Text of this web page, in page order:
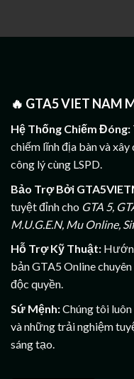
🔥 GTA5 VIET NAM
Hệ Thống Chiếm Đóng:
chiếm lĩnh địa bàn và
công lý cùng LSPD.
Bảo Trợ Bởi
tuyệt đỉnh cho GTA 5,
M.U.G.E.N, Mu Online,
Hỗ Trợ Kỹ Thuật:
bản GTA5 Online
độc quyền.
Sứ Mệnh:Chúng tôi
và những trải nghiệm
sáng tạo.